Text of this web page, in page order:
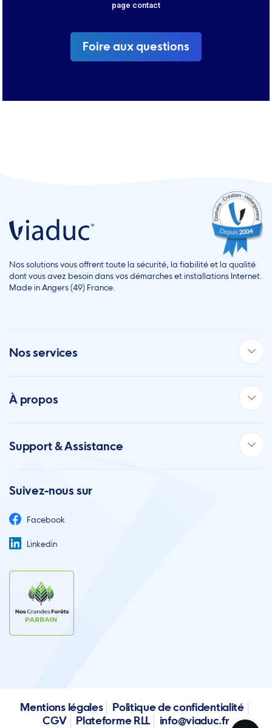
page contact
Foire aux questions
Nos solutions vous offrent toute la sécurité, la fiabilité et la qualité
dont vous avez besoin dans vos démarches et installations Internet.
Made in Angers (49) France.
Nos services
À propos
Support & Assistance
Suivez-nous sur
Facebook
Linkedin
Mentions légales
Politique de confidentialité
CGV
Plateforme RLL info@viaduc.fr